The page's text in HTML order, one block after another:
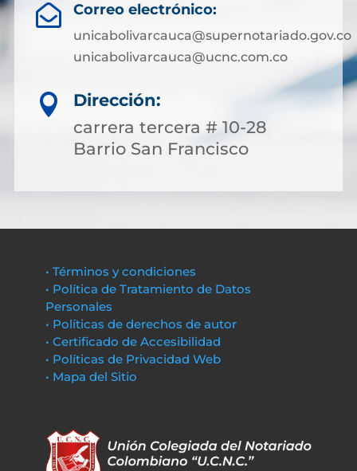
 Correo electrónico:
unicabolivarcauca@supernotariado.gov.co
unicabolivarcauca@ucnc.com.co

Dirección:
carrera tercera # 10-28
Barrio San Francisco
• Términos y condiciones
• Política de Tratamiento de Datos
Personales
• Políticas de derechos de autor
• Certificado de Accesibilidad
• Políticas de Privacidad Web
• Mapa del Sitio